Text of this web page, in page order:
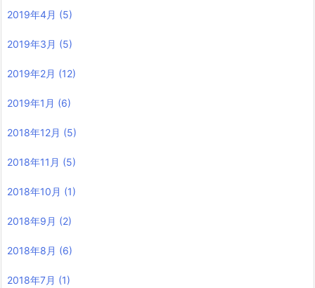
2019年4月 (5)
2019年3月 (5)
2019年2月 (12)
2019年1月 (6)
2018年12月 (5)
2018年11月 (5)
2018年10月 (1)
2018年9月 (2)
2018年8月 (6)
2018年7月 (1)